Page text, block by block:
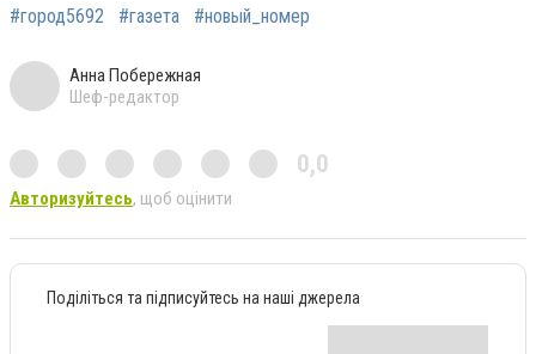
#город5692 #газета #новый_номер
Анна Побережная
Шеф-редактор
0,0
Авторизуйтесь, щоб оцінити
Поділіться та підписуйтесь на наші джерела